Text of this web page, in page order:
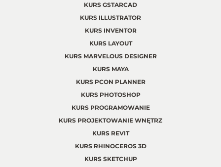
KURS GSTARCAD
KURS ILLUSTRATOR
KURS INVENTOR
KURS LAYOUT
KURS MARVELOUS DESIGNER
KURS MAYA
KURS PCON PLANNER
KURS PHOTOSHOP
KURS PROGRAMOWANIE
KURS PROJEKTOWANIE WNĘTRZ
KURS REVIT
KURS RHINOCEROS 3D
KURS SKETCHUP